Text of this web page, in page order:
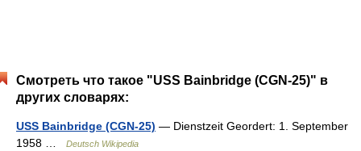
Смотреть что такое "USS Bainbridge (CGN-25)" в
других словарях:
USS Bainbridge (CGN-25) — Dienstzeit Geordert: 1. September
1958 …
Deutsch Wikipedia